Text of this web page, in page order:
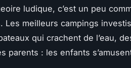
ludique, c’est un peu
Les meilleurs campings
qui crachent de l’eau,
parents : les enfants